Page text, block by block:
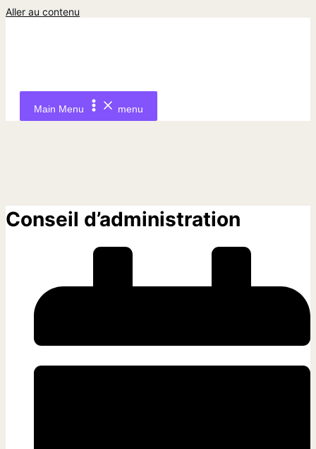
Aller au contenu
Main Menu menu
Conseil d’administration